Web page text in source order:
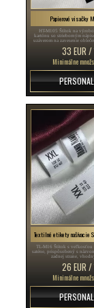
Papierové visačky
HT-M105 Štítok na
kartónu so strieborným
uzáverom na zavesenie
33 EUR
Minimálne
TL-M16 Štítok s veľkosťou
saténe, prispôsobený s
zadnej strane,
26 EUR
Minimálne